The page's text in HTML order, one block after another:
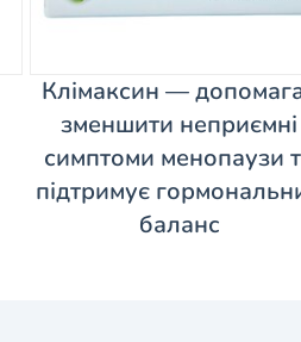
Клімаксин —
зменшити неприємні
симптоми менопаузи
підтримує
баланс